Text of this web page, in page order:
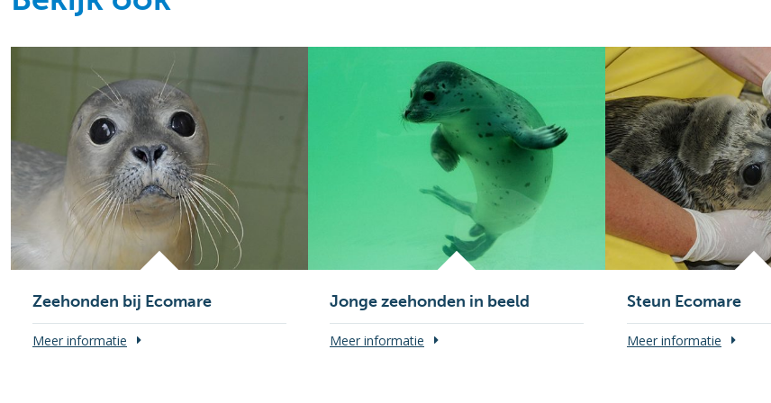
Zeehonden bij Ecomare
Meer informatie
Jonge zeehonden in beeld
Meer informatie
Steun Ecomare
Meer informatie